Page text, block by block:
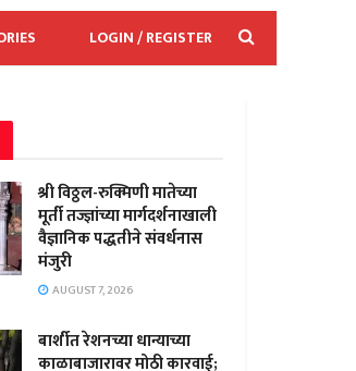
LOGIN / REGISTER
श्री विठ्ठल-रुक्मिणी मातेच्या
मूर्ती तज्ज्ञांच्या मार्गदर्शनाखाली
वैज्ञानिक पद्धतीने संवर्धनास
मंजुरी
AUGUST 7, 2026
बार्शीत रेशनच्या धान्याच्या
काळाबाजारावर मोठी कारवाई;